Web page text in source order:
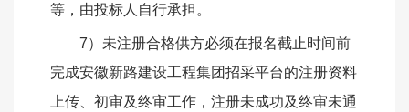
等，由投标人自行承担。
7）未注册合格供方必须在报名截止时间前
完成安徽新路建设工程集团招采平台的注册资料
上传、初审及终审工作，注册未成功及终审未通